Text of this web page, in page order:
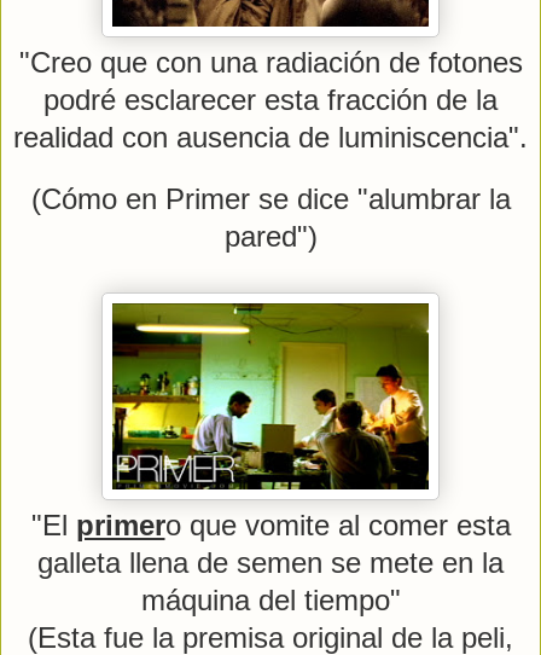
"Creo que con una radiación de fotones
podré esclarecer esta fracción de la
realidad con ausencia de luminiscencia".
(Cómo en Primer se dice "alumbrar la
pared")
"El primero que vomite al comer esta
galleta llena de semen se mete en la
máquina del tiempo"
(Esta fue la premisa original de la peli,